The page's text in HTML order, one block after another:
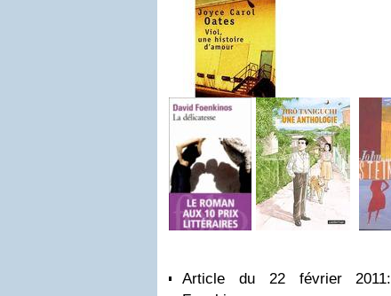
Article du 22 février 2011: